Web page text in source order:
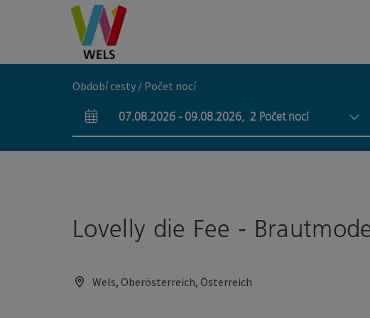
Accesskey
[0]
NavigaceAccesskey
[1]
Začátek stránky Accesskey
[2]
Období cesty / Počet nocí
Pole příjezdu a odjezdu
07.08.2026 -09.08.2026, 2 Počet nocí
Lovelly die Fee -
Wels, Oberösterreich, Österreich